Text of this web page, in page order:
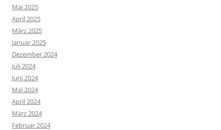
Mai 2025
April 2025
März 2025
Januar 2025
Dezember 2024
Juli 2024
Juni 2024
Mai 2024
April 2024
März 2024
Februar 2024